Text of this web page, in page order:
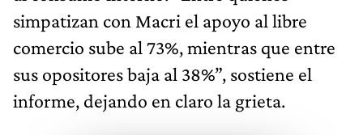
simpatizan con Macri el apoyo al libre
comercio sube al 73%, mientras que entre
sus opositores baja al 38%”, sostiene el
informe, dejando en claro la grieta.